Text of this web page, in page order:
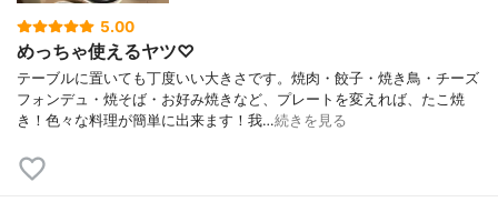
5.00
めっちゃ使えるヤツ♡
テーブルに置いても丁度いい大きさです。焼肉・餃子・焼き鳥・チーズ
フォンデュ・焼そば・お好み焼きなど、プレートを変えれば、たこ焼
き！色々な料理が簡単に出来ます！我…続きを見る